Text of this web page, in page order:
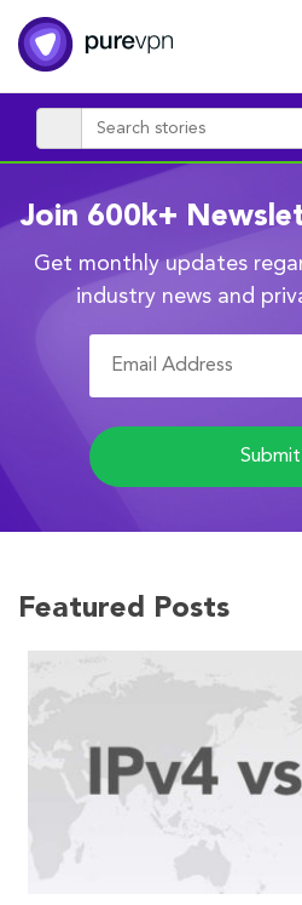
Join 600k+
Get monthly updates
industry news and
Submit
Featured Posts